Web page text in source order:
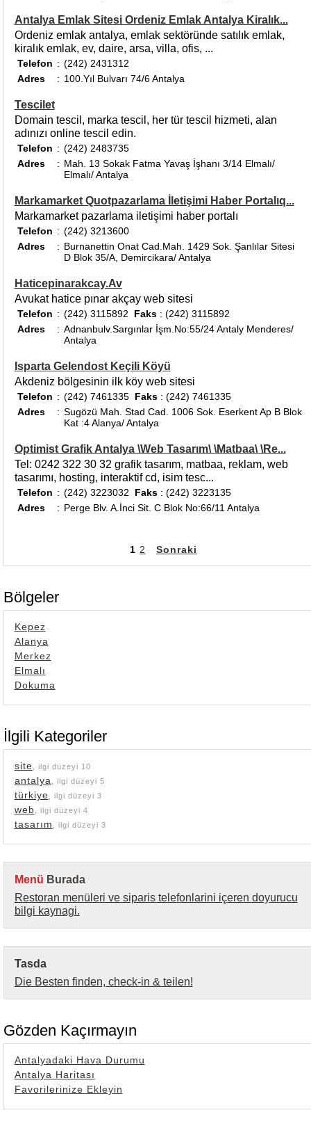
Antalya Emlak Sitesi Ordeniz Emlak Antalya Kiralık...
Ordeniz emlak antalya, emlak sektöründe satılık emlak,
kiralık emlak, ev, daire, arsa, villa, ofis, ...
Telefon : (242) 2431312
Adres
: 100.Yıl Bulvarı 74/6 Antalya
Tescilet
Domain tescil, marka tescil, her tür tescil hizmeti, alan
adınızı online tescil edin.
Telefon : (242) 2483735
Adres
: Mah. 13 Sokak Fatma Yavaş İşhanı 3/14 Elmalı/
Elmalı/ Antalya
Markamarket Quotpazarlama İletişimi Haber Portalıq...
Markamarket pazarlama iletişimi haber portalı
Telefon : (242) 3213600
Adres
: Burnanettin Onat Cad.Mah. 1429 Sok. Şanlılar Sitesi
D Blok 35/A, Demircikara/ Antalya
Haticepinarakcay.Av
Avukat hatice pınar akçay web sitesi
Telefon : (242) 3115892 Faks : (242) 3115892
Adres
: Adnanbulv.Sargınlar İşm.No:55/24 Antaly Menderes/
Antalya
Isparta Gelendost Keçili Köyü
Akdeniz bölgesinin ilk köy web sitesi
Telefon : (242) 7461335 Faks : (242) 7461335
Adres
: Sugözü Mah. Stad Cad. 1006 Sok. Eserkent Ap B Blok
Kat :4 Alanya/ Antalya
Optimist Grafik Antalya \Web Tasarım\ \Matbaa\ \Re...
Tel: 0242 322 30 32 grafik tasarım, matbaa, reklam, web
tasarımı, hosting, interaktif cd, isim tesc...
Telefon : (242) 3223032 Faks : (242) 3223135
Adres
: Perge Blv. A.İnci Sit. C Blok No:66/11 Antalya
1 2 Sonraki
Bölgeler
Kepez
Alanya
Merkez
Elmalı
Dokuma
İlgili Kategoriler
site , ilgi düzeyi 10
antalya , ilgi düzeyi 5
türkiye , ilgi düzeyi 3
web , ilgi düzeyi 4
tasarım , ilgi düzeyi 3
Menü Burada
Restoran menüleri ve siparis telefonlarini içeren doyurucu
bilgi kaynagi.
Tasda
Die Besten finden, check-in & teilen!
Gözden Kaçırmayın
Antalyadaki Hava Durumu
Antalya Haritası
Favorilerinize Ekleyin